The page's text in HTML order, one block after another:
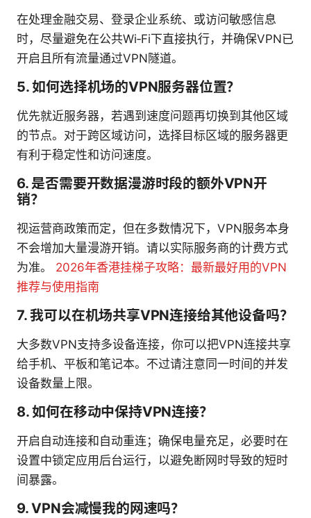
在处理金融交易、登录企业系统、或访问敏感信息
时，尽量避免在公共Wi‑Fi下直接执行，并确保VPN已
开启且所有流量通过VPN隧道。
5. 如何选择机场的VPN服务器位置？
优先就近服务器，若遇到速度问题再切换到其他区域
的节点。对于跨区域访问，选择目标区域的服务器更
有利于稳定性和访问速度。
6. 是否需要开数据漫游时段的额外VPN开
销？
视运营商政策而定，但在多数情况下，VPN服务本身
不会增加大量漫游开销。请以实际服务商的计费方式
为准。 2026年香港挂梯子攻略：最新最好用的VPN
推荐与使用指南
7. 我可以在机场共享VPN连接给其他设备吗？
大多数VPN支持多设备连接，你可以把VPN连接共享
给手机、平板和笔记本。不过请注意同一时间的并发
设备数量上限。
8. 如何在移动中保持VPN连接？
开启自动连接和自动重连；确保电量充足，必要时在
设置中锁定应用后台运行，以避免断网时导致的短时
间暴露。
9. VPN会减慢我的网速吗？